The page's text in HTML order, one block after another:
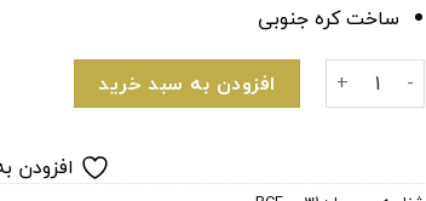
ساخت کره جنوبی
کرم آبرسان پوست حلزون کاسه ای کوزارکس موسین۹۲درصد عدد
افزودن به سبد خرید
افزودن